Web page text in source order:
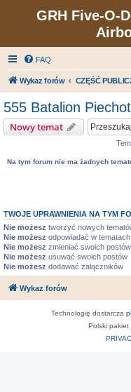
GRH Five-O-
FAQ
Wykaz forów CZĘŚĆ
555 Batalion
Nowy temat
Na tym forum nie ma żadnych
TWOJE UPRAWNIENIA NA TYM
Nie możesz tworzyć nowych
Nie możesz odpowiadać w tematach
Nie możesz zmieniać swoich postów
Nie możesz usuwać swoich postów
Nie możesz dodawać załączników
Wykaz forów
Technologię dostarcza
Polski pakiet